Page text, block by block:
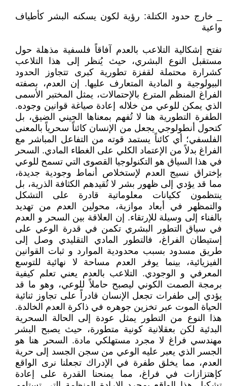
_ خارج حدود الكتلة: رؤية لكون يسكنه البشر كأطياف
واعية
تفتح إشكالية التلاعب بالعدم آفاقاً فلسفية مذهلة حول
مستقبل النوع البشري، حيث يُنظر إلى هذا التلاعب
كشرارة محتملة لقفزة تطورية كبرى تتجاوز الحدود
البيولوجية و المادية المتعارف عليها. إن العدم، بصفته
الفراغ المنظم المترع بالإحتمالات، يمثل المختبر الأسمى
الذي يمكن للوعي من خلاله إعادة صياغة قوانين وجوده.
الطفرة التطورية هنا لا تُفهم بمعناها الجيني الضيق، بل
كتحول أنطولوجي يجعل من الإنسان كائناً سحرياً بالمعنى
الفلسفي؛ أي كائناً يستمد قوته من التفاعل المباشر مع
الفراغ بدلاً من الإعتماد الكلي على الغطاء المادي. السحر
في هذا السياق هو التكنولوجيا القصوى التي تسمح للوعي
بإختراق نسيج العدم لإستخلاص أنماط وجودية جديدة،
مما قد يؤدي إلى ظهور بشر لا تُقيدهم الكثافة الذرية، بل
ينتظمون ككيانات معلوماتية قادرة على التشكل
والتمظهر في أبعاد موازية، محولين العدم من تهديد
بالفناء إلى وسيلة للإرتقاء. إن العلاقة بين السحر و العدم
في سياق التطور البشري تكمن في قدرة الوعي على
إستيطان الفراغ، فالتطور المادي التقليدي وصل إلى
طريق مسدود بسبب محدودية الموارد و ثبات القوانين
الفيزيائية، بينما يوفر العدم مساحة لا نهائية للتوسع
المعرفي و الوجودي. التلاعب بالعدم يعني تعلم كيفية
برمجة الصمت الكوني ليصبح حاملاً للوعي، وهو ما قد
يؤدي إلى طفرات تجعل الإنسان قادراً على تجاوز ثنائية
الحياة الموت عبر تخزين جوهره في ذاكرة العدم الخالدة.
هذا النوع من التطور يمثل عودة إلى الحالة السحرية
البدئية لكن بعقلانية كونية متطورة، حيث يصبح البشر
مهندسي فراغ لا مجرد مستهلكي مادة. السحر هنا هو
الجسر الذي يعبر عليه الوعي من سجن الجسد إلى حرية
العدم، مما يخلق طفرة في الإدراك تجعلنا نرى الواقع
كإهتزازات في فراغ، مما يمنحنا القدرة على إعادة